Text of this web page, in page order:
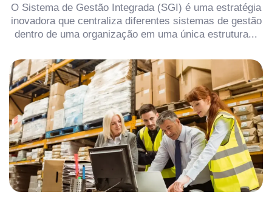
O Sistema de Gestão Integrada (SGI) é uma estratégia
inovadora que centraliza diferentes sistemas de gestão
dentro de uma organização em uma única estrutura...